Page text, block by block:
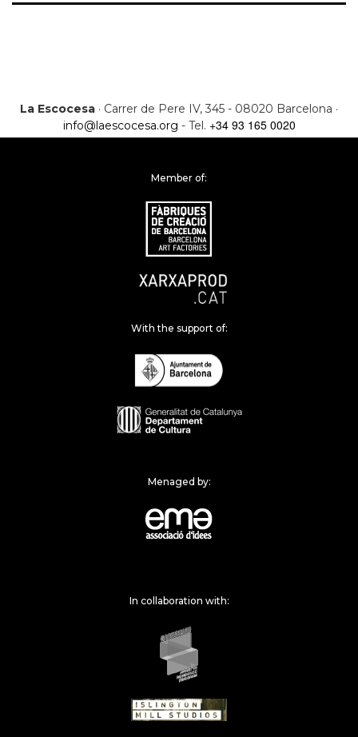
La Escocesa · Carrer de Pere IV, 345 - 08020 Barcelona ·
info@laescocesa.org - Tel. +34 93 165 0020
Member of:
With the support of:
Menaged by:
In collaboration with: